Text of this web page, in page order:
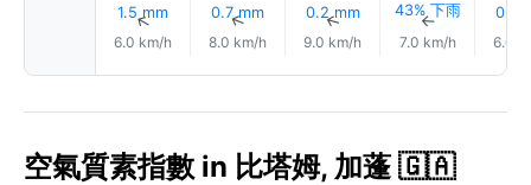
1.5 mm
↑
6.0 km/h
0.7 mm
↑
8.0 km/h
0.2 mm
↑
9.0 km/h
43% 下雨
↑
7.0 km/h
0.0
6.0
空氣質素指數 in 比塔姆, 加蓬 🇬🇦